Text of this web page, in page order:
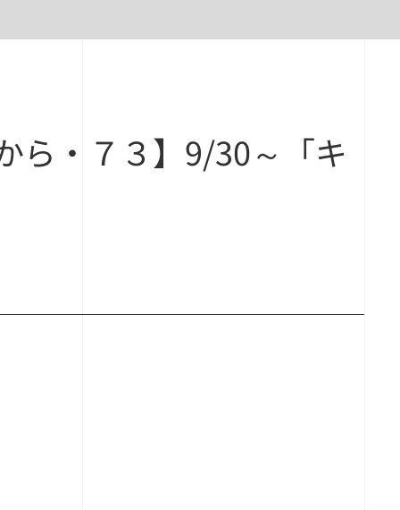
ら・７３】9/30～「キ